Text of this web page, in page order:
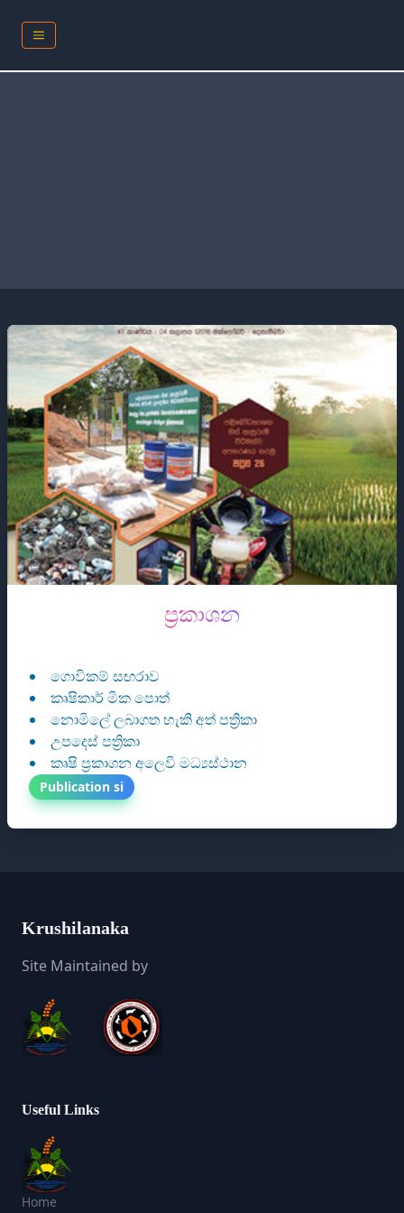
ප්‍රකාශන
ගොවිකම් සඟරාව
කෘෂිකාර් මික පොත්
නොමිලේ ලබාගත හැකි අත් පත්‍රිකා
උපදෙස් පත්‍රිකා
කෘෂි ප්‍රකාශන අලෙවි මධ්‍යස්ථාන
Publication si
Krushilanaka
Site Maintained by
Useful Links
Home